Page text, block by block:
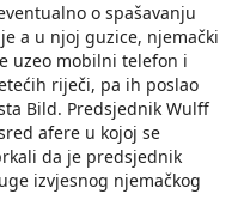
o spašavanju
a u njoj guzice, njemački
uzeo mobilni telefon i
riječi, pa ih poslao
Bild. Predsjednik Wulff
afere u kojoj se
da je predsjednik
izvjesnog njemačkog